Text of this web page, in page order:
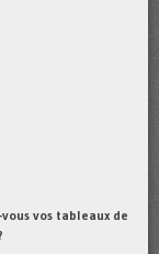
vos tableaux de